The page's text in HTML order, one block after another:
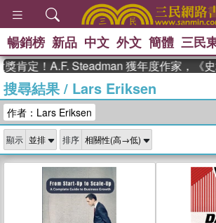
熱搜：
、 The Odyssey
李登輝時代 、 數
、
群喵 、 臺灣漫遊
暢銷榜 新品 中文 外文 簡體 三民
肯定！A.F. Steadman 獲年度作家，《
搜尋結果/ Lars Eriksen
作者：Lars Eriksen
顯示 排序